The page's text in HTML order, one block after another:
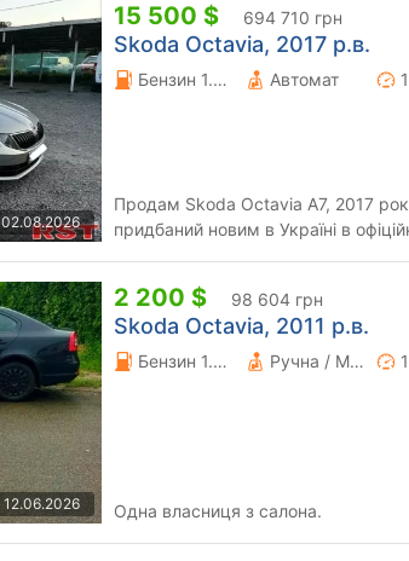
02.08.2026
15 500 $ 694 710 грн
Skoda Octavia, 2017 р.в.
Бензин 1.4 л. Автомат
Продам Skoda Octavia A7, 2017
придбаний новим в Україні в
12.06.2026
2 200 $ 98 604 грн
Skoda Octavia, 2011 р.в.
Бензин 1.6 л. Ручна / Механіка
Одна власниця з салона.